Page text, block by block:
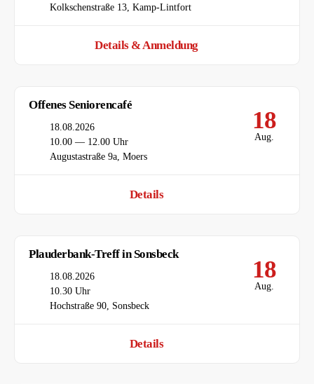
Ort
Kolkschenstraße 13, Kamp-Lintfort
Details & Anmeldung
18
Aug.
Offenes Seniorencafé
Datum
18.08.2026
Uhrzeit
10.00 — 12.00 Uhr
Ort
Augustastraße 9a, Moers
Details
18
Aug.
Plauderbank-Treff in Sonsbeck
Datum
18.08.2026
Uhrzeit
10.30 Uhr
Ort
Hochstraße 90, Sonsbeck
Details